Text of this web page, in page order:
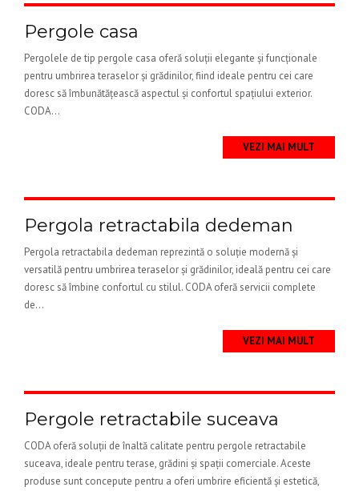
Pergole casa
Pergolele de tip pergole casa oferă soluții elegante și funcționale
pentru umbrirea teraselor și grădinilor, fiind ideale pentru cei care
doresc să îmbunătățească aspectul și confortul spațiului exterior.
CODA...
VEZI MAI MULT
Pergola retractabila dedeman
Pergola retractabila dedeman reprezintă o soluție modernă și
versatilă pentru umbrirea teraselor și grădinilor, ideală pentru cei care
doresc să îmbine confortul cu stilul. CODA oferă servicii complete
de...
VEZI MAI MULT
Pergole retractabile suceava
CODA oferă soluții de înaltă calitate pentru pergole retractabile
suceava, ideale pentru terase, grădini și spații comerciale. Aceste
produse sunt concepute pentru a oferi umbrire eficientă și estetică,